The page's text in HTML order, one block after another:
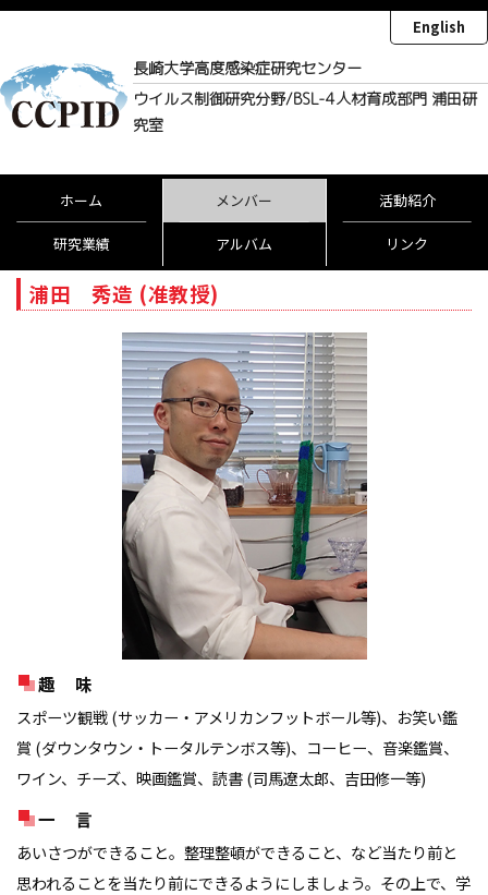
長崎大学高度感染症研究センター
ウイルス制御研究分野/BSL-4人材育成部門 浦田研
究室
English
ホーム メンバー 活動紹介
研究業績 アルバム リンク
浦田 秀造 (准教授)
趣 味
スポーツ観戦 (サッカー・アメリカンフットボール等)、お笑い鑑
賞 (ダウンタウン・トータルテンボス等)、コーヒー、音楽鑑賞、
ワイン、チーズ、映画鑑賞、読書 (司馬遼太郎、吉田修一等)
一 言
あいさつができること。整理整頓ができること、など当たり前と
思われることを当たり前にできるようにしましょう。その上で、学